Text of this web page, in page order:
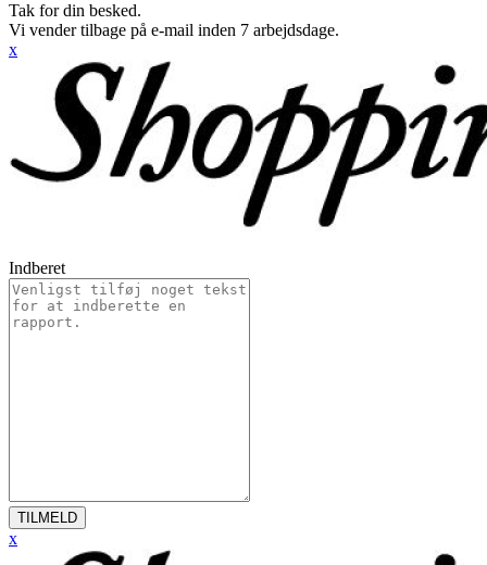
Tak for din besked.
Vi vender tilbage på e-mail inden 7 arbejdsdage.
x
Indberet
TILMELD
x